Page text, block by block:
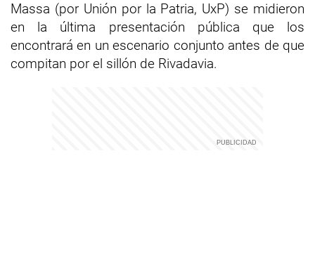
Massa (por Unión por la Patria, UxP) se midieron
en la última presentación pública que los
encontrará en un escenario conjunto antes de que
compitan por el sillón de Rivadavia.